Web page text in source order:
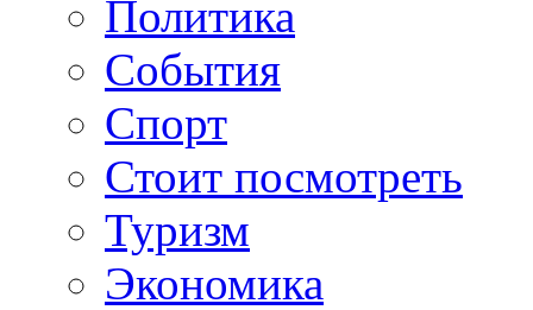
Политика
События
Спорт
Стоит посмотреть
Туризм
Экономика